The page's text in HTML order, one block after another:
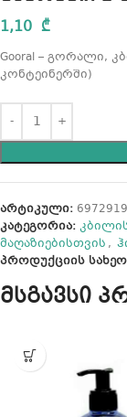
1,10 ₾
Gooral – გორალი,
კონტეინერში)
არტიკული:
კატეგორია:
მაღაზიებისთვის ,
პროდუქციის
მსგავსი